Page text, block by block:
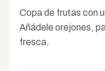
Copa de frutas con
Añádele orejones,
fresca.